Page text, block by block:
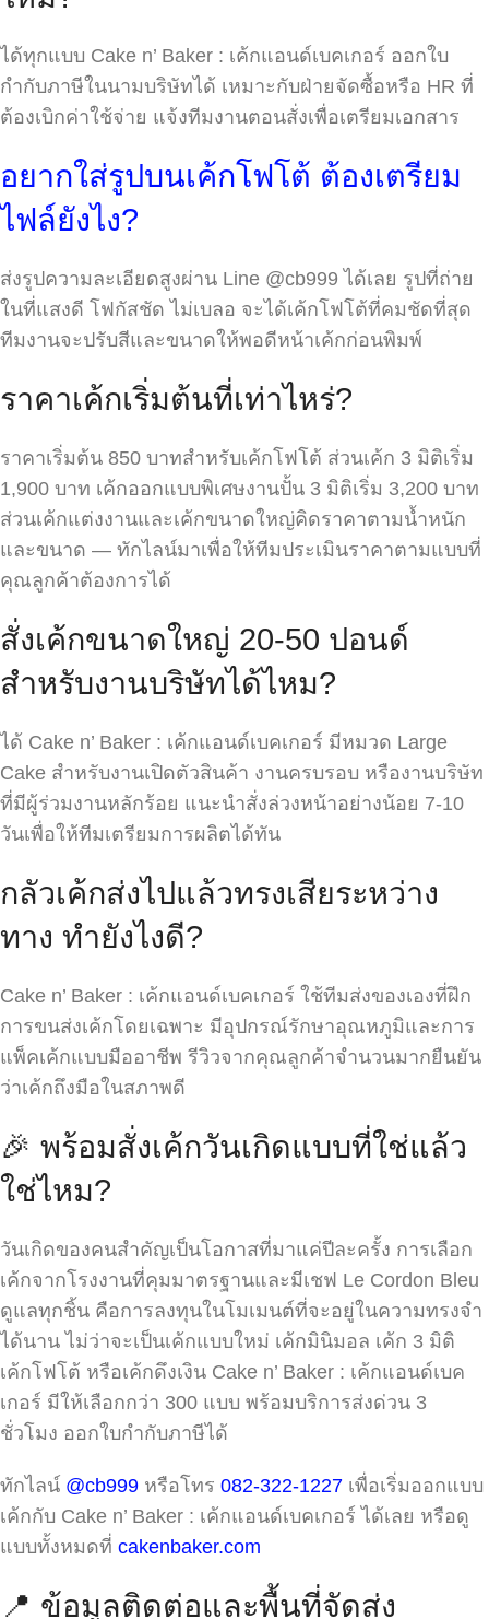
ได้ทุกแบบ Cake n’ Baker : เค้กแอนด์เบคเกอร์ ออกใบ
กำกับภาษีในนามบริษัทได้ เหมาะกับฝ่ายจัดซื้อหรือ HR ที่
ต้องเบิกค่าใช้จ่าย แจ้งทีมงานตอนสั่งเพื่อเตรียมเอกสาร
อยากใส่รูปบนเค้กโฟโต้ ต้องเตรียม
ไฟล์ยังไง?
ส่งรูปความละเอียดสูงผ่าน Line @cb999 ได้เลย รูปที่ถ่าย
ในที่แสงดี โฟกัสชัด ไม่เบลอ จะได้เค้กโฟโต้ที่คมชัดที่สุด
ทีมงานจะปรับสีและขนาดให้พอดีหน้าเค้กก่อนพิมพ์
ราคาเค้กเริ่มต้นที่เท่าไหร่?
ราคาเริ่มต้น 850 บาทสำหรับเค้กโฟโต้ ส่วนเค้ก 3 มิติเริ่ม
1,900 บาท เค้กออกแบบพิเศษงานปั้น 3 มิติเริ่ม 3,200 บาท
ส่วนเค้กแต่งงานและเค้กขนาดใหญ่คิดราคาตามน้ำหนัก
และขนาด — ทักไลน์มาเพื่อให้ทีมประเมินราคาตามแบบที่
คุณลูกค้าต้องการได้
สั่งเค้กขนาดใหญ่ 20-50 ปอนด์
สำหรับงานบริษัทได้ไหม?
ได้ Cake n’ Baker : เค้กแอนด์เบคเกอร์ มีหมวด Large
Cake สำหรับงานเปิดตัวสินค้า งานครบรอบ หรืองานบริษัท
ที่มีผู้ร่วมงานหลักร้อย แนะนำสั่งล่วงหน้าอย่างน้อย 7-10
วันเพื่อให้ทีมเตรียมการผลิตได้ทัน
กลัวเค้กส่งไปแล้วทรงเสียระหว่าง
ทาง ทำยังไงดี?
Cake n’ Baker : เค้กแอนด์เบคเกอร์ ใช้ทีมส่งของเองที่ฝึก
การขนส่งเค้กโดยเฉพาะ มีอุปกรณ์รักษาอุณหภูมิและการ
แพ็คเค้กแบบมืออาชีพ รีวิวจากคุณลูกค้าจำนวนมากยืนยัน
ว่าเค้กถึงมือในสภาพดี
🎉 พร้อมสั่งเค้กวันเกิดแบบที่ใช่แล้ว
ใช่ไหม?
วันเกิดของคนสำคัญเป็นโอกาสที่มาแค่ปีละครั้ง การเลือก
เค้กจากโรงงานที่คุมมาตรฐานและมีเชฟ Le Cordon Bleu
ดูแลทุกชิ้น คือการลงทุนในโมเมนต์ที่จะอยู่ในความทรงจำ
ได้นาน ไม่ว่าจะเป็นเค้กแบบใหม่ เค้กมินิมอล เค้ก 3 มิติ
เค้กโฟโต้ หรือเค้กดึงเงิน Cake n’ Baker : เค้กแอนด์เบค
เกอร์ มีให้เลือกกว่า 300 แบบ พร้อมบริการส่งด่วน 3
ชั่วโมง ออกใบกำกับภาษีได้
ทักไลน์ @cb999 หรือโทร 082-322-1227 เพื่อเริ่มออกแบบ
เค้กกับ Cake n’ Baker : เค้กแอนด์เบคเกอร์ ได้เลย หรือดู
แบบทั้งหมดที่ cakenbaker.com
📍 ข้อมูลติดต่อและพื้นที่จัดส่ง